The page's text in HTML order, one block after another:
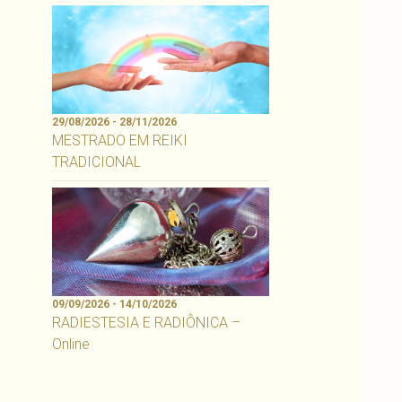
29/08/2026 - 28/11/2026
MESTRADO EM REIKI
TRADICIONAL
09/09/2026 - 14/10/2026
RADIESTESIA E RADIÔNICA –
Online